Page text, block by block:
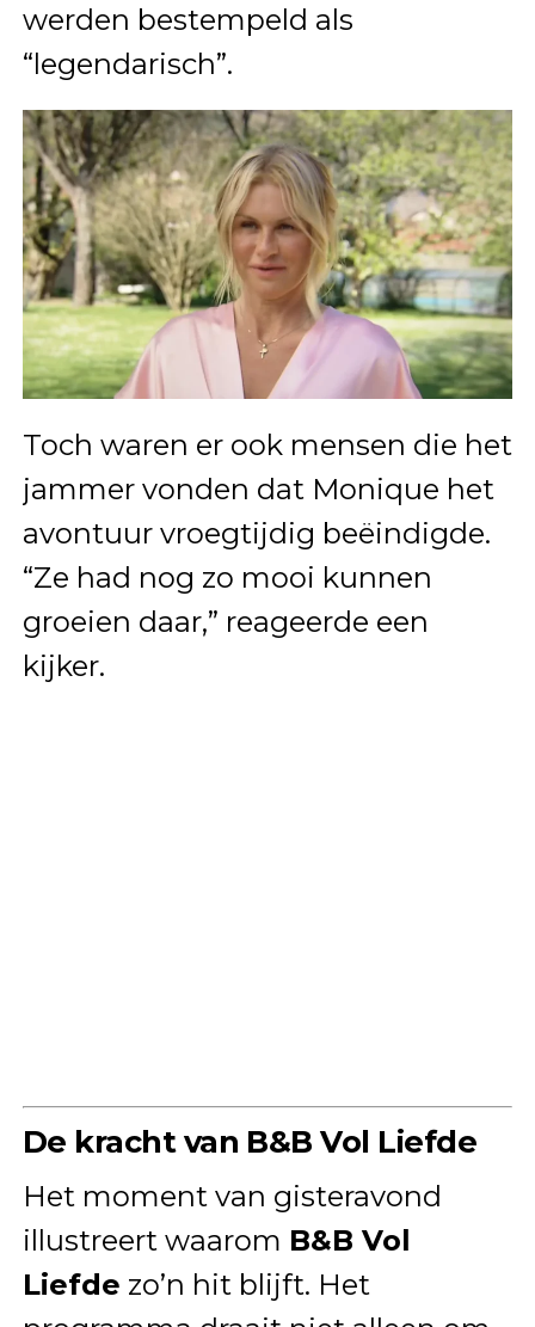
werden bestempeld als
“legendarisch”.
Toch waren er ook mensen die het
jammer vonden dat Monique het
avontuur vroegtijdig beëindigde.
“Ze had nog zo mooi kunnen
groeien daar,” reageerde een
kijker.
De kracht van B&B Vol Liefde
Het moment van gisteravond
illustreert waarom B&B Vol
Liefde zo’n hit blijft. Het